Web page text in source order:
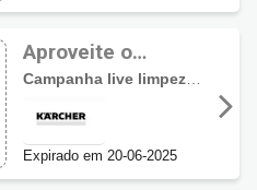
Aproveite o
desconto com
Expirado em 20-06-2025